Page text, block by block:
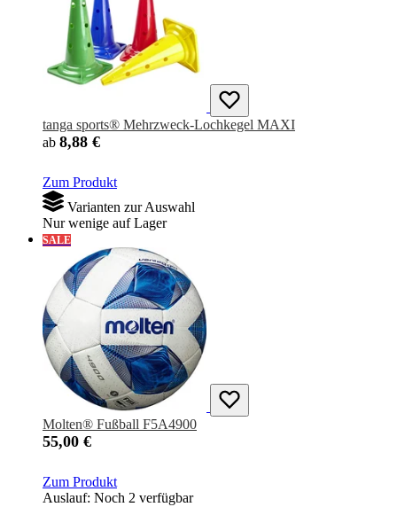
tanga sports® Mehrzweck-Lochkegel MAXI
ab 8,88 €
Zum Produkt
Varianten zur Auswahl
Nur wenige auf Lager
SALE
Molten® Fußball F5A4900
55,00 €
Zum Produkt
Auslauf: Noch 2 verfügbar